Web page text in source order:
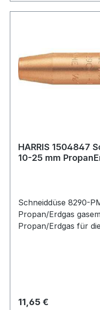
HARRIS 1504847
10-25 mm
Schneiddüse 8290-
Propan/Erdgas
Propan/Erdgas für
Regulärer Preis:
11,65 €